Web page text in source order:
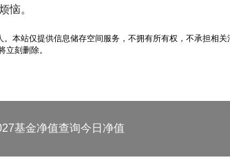
恼。
本站仅提供信息储存空间服务，不拥有所有权，不承担相关
刻删除。
基金净值查询今日净值